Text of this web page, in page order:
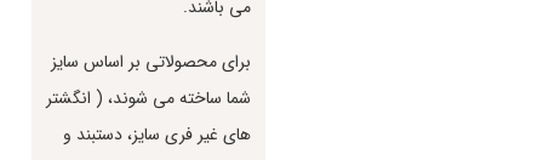
مي باشند.
براي محصولاتي بر اساس سايز
شما ساخته مي شوند، ( انگشتر
هاي غير فري سايز، دستبند و